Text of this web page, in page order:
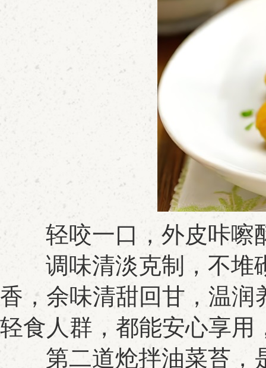
轻咬一口，外皮咔嚓酥
调味清淡克制，不堆
香，余味清甜回甘，温
轻食人群，都能安心享
第二道炝拌油菜苔，是